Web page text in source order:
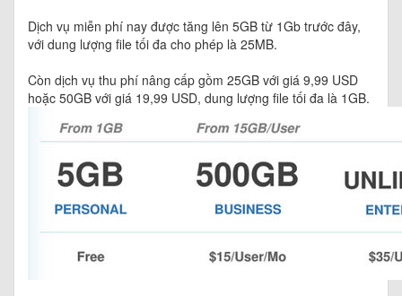
Dịch vụ miễn phí nay được tăng lên 5GB từ 1Gb trước đây,
với dung lượng file tối đa cho phép là 25MB.
Còn dịch vụ thu phí nâng cấp gồm 25GB với giá 9,99 USD
hoặc 50GB với giá 19,99 USD, dung lượng file tối đa là 1GB.